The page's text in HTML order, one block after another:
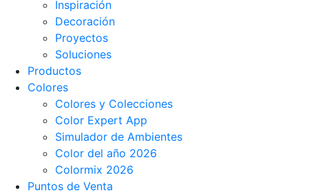
Inspiración
Decoración
Proyectos
Soluciones
Productos
Colores
Colores y Colecciones
Color Expert App
Simulador de Ambientes
Color del año 2026
Colormix 2026
Puntos de Venta